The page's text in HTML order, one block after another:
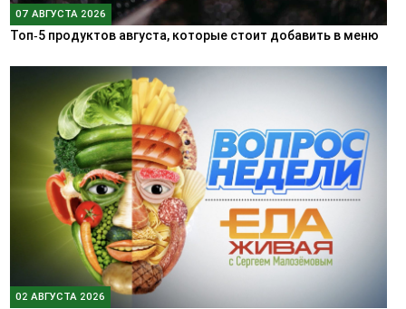
07 АВГУСТА 2026
Топ‑5 продуктов августа, которые стоит добавить в меню
02 АВГУСТА 2026